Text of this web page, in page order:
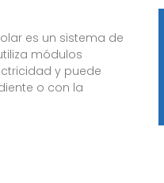
es un sistema de
módulos
y puede
o con la